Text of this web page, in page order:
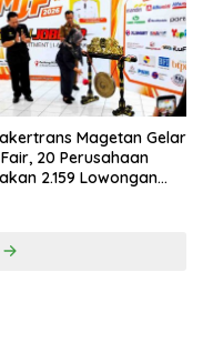
Magetan Gelar
20 Perusahaan
2.159 Lowongan